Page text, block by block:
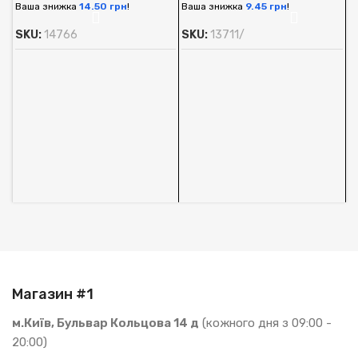
Ваша знижка 14.50 грн!
SKU: 14766
Ваша знижка 9.45 грн!
SKU: 13711/
Магазин #1
м.Київ, Бульвар Кольцова 14 д (кожного дня з 09:00 -
20:00)